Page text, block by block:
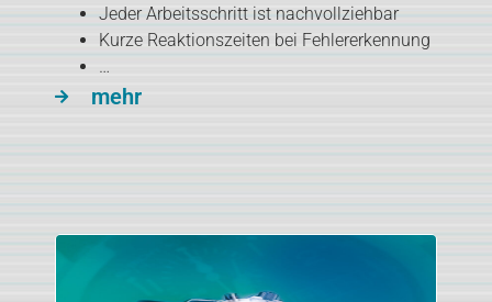
Jeder Arbeitsschritt ist nachvollziehbar
Kurze Reaktionszeiten bei Fehlererkennung
…
mehr